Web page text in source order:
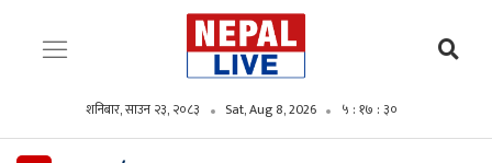
शनिबार, साउन २३, २०८३ Sat, Aug 8, 2026 ५ : १७ : ३१